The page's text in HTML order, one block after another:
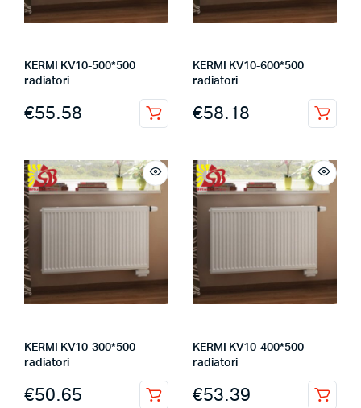
KERMI KV10-500*500
radiatori
€55.58
KERMI KV10-600*500
radiatori
€58.18
KERMI KV10-300*500
radiatori
€50.65
KERMI KV10-400*500
radiatori
€53.39